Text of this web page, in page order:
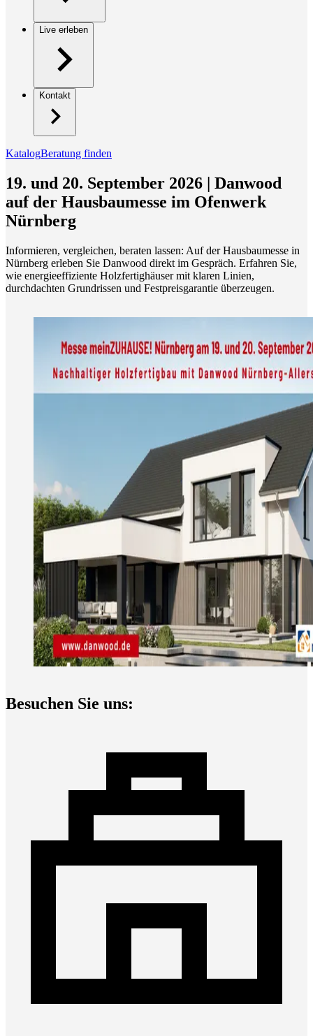
Live erleben
Kontakt
KatalogBeratung finden
19. und 20. September 2026 | Danwood
auf der Hausbaumesse im Ofenwerk
Nürnberg
Informieren, vergleichen, beraten lassen: Auf der Hausbaumesse in
Nürnberg erleben Sie Danwood direkt im Gespräch. Erfahren Sie,
wie energieeffiziente Holzfertighäuser mit klaren Linien,
durchdachten Grundrissen und Festpreisgarantie überzeugen.
Besuchen Sie uns: